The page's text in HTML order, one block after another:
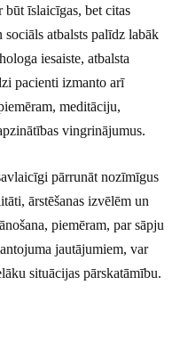
īslaicīgas, bet citas
atbalsts palīdz labāk
iesaiste, atbalsta
pacienti izmanto arī
meditāciju,
vingrinājumus.
pārrunāt nozīmīgus
ārstēšanas izvēlēm un
piemēram, par sāpju
jautājumiem, var
situācijas pārskatāmību.